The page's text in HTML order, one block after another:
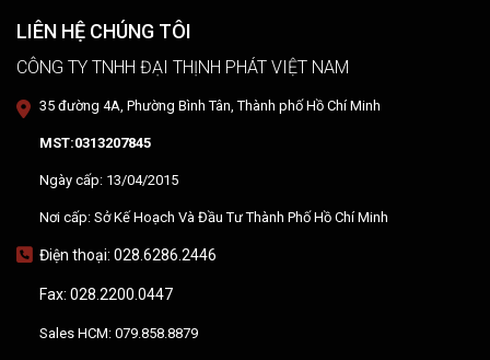
LIÊN HỆ CHÚNG TÔI
CÔNG TY TNHH ĐẠI THỊNH PHÁT VIỆT NAM
35 đường 4A, Phường Bình Tân, Thành phố Hồ Chí Minh
MST:0313207845
Ngày cấp: 13/04/2015
Nơi cấp: Sở Kế Hoạch Và Đầu Tư Thành Phố Hồ Chí Minh
Điện thoại: 028.6286.2446
Fax: 028.2200.0447
Sales HCM: 079.858.8879